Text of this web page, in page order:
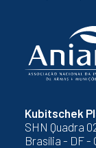
Kubitschek
SHN Quadra
Brasília - DF -